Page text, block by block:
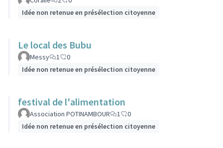
Idée non retenue en présélection citoyenne
Le local des Bubu
Messy 1
0
Idée non retenue en présélection citoyenne
festival de l'alimentation
Association POTINAMBOUR 1
0
Idée non retenue en présélection citoyenne